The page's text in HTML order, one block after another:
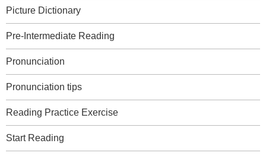
Picture Dictionary
Pre-Intermediate Reading
Pronunciation
Pronunciation tips
Reading Practice Exercise
Start Reading